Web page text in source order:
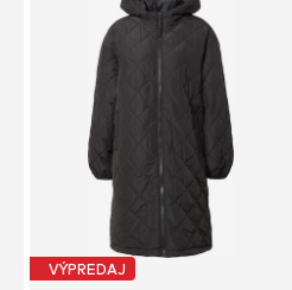
VÝPREDAJ